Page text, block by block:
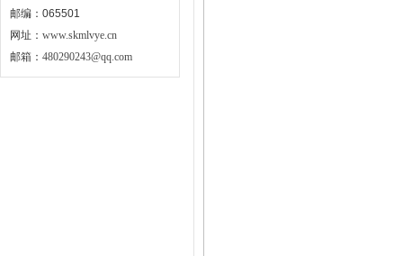
邮编：065501
网址： www.skmlvye.cn
邮箱： 480290243@qq.com